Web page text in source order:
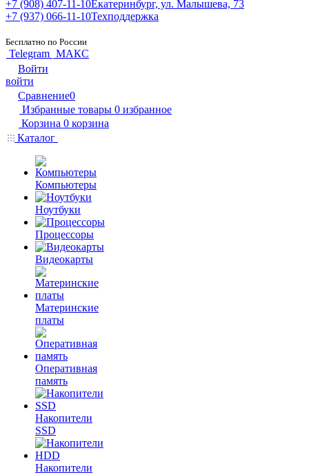
+7 (908) 407-11-10Екатеринбург, ул. Малышева, 73
+7 (937) 066-11-10Техподдержка
Бесплатно по России
Telegram МАКС
Войти
войти
Сравнение0
Избранные товары 0 избранное
Корзина 0 корзина
Каталог
Компьютеры
Ноутбуки
Процессоры
Видеокарты
Материнские
платы
Оперативная
память
Накопители
SSD
Накопители